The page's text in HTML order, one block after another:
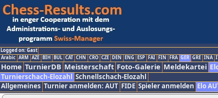
Logged on: Gast
Arabic ARM AZE BIH BUL CAT CHN CRO CZE DEN ENG ESP FAI FIN FRA GER GRE INA
Home TurnierDB Meisterschaft Foto-Galerie Meldekartei
Turnierschach-Elozahl Schnellschach-Elozahl
Allgemeines Turnier anmelden: AUT FIDE Spieler anmelden Elo